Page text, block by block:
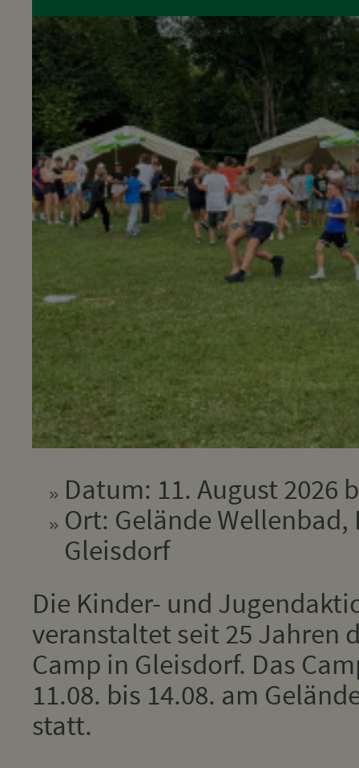
Datum: 11. August 2026
Ort: Gelände Wellenbad,
Gleisdorf
Die Kinder- und
veranstaltet seit 25 Jahren
Camp in Gleisdorf. Das
11.08. bis 14.08. am
statt.